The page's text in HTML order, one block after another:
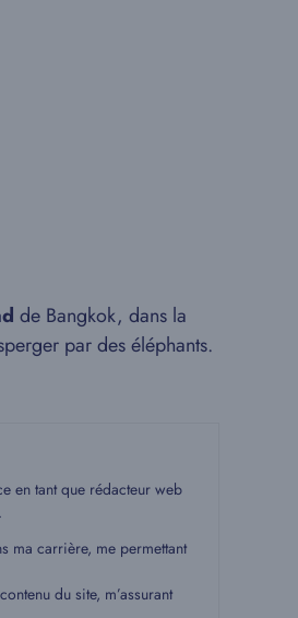
de Bangkok, dans la
par des éléphants.
en tant que rédacteur web
ma carrière, me permettant
du site, m’assurant